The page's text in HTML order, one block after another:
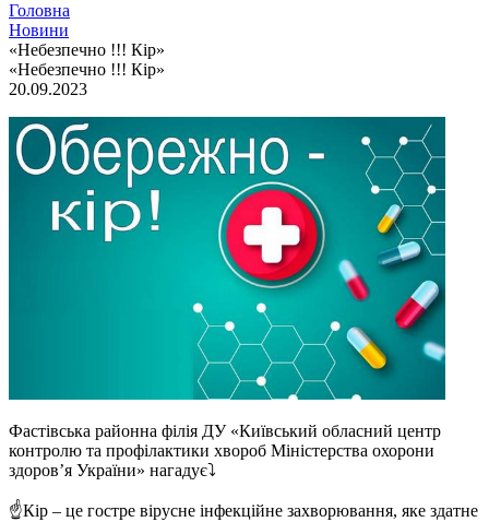
Головна
Новини
«Небезпечно !!! Кір»
«Небезпечно !!! Кір»
20.09.2023
Фастівська районна філія ДУ «Київський обласний центр
контролю та профілактики хвороб Міністерства охорони
здоров’я України» нагадує⤵️
☝️Кір – це гостре вірусне інфекційне захворювання, яке здатне